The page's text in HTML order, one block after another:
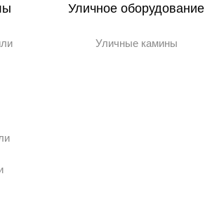
Уличное оборудование
Уличные камины